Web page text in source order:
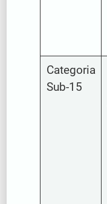
Categoria
Sub-15